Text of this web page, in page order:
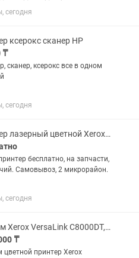
все в
Имеется кол-во.
"горе тендерщиков"
не...
сегодня
ксерокс сканер HP
₸
сканер, ксерокс все в одном
сегодня
Принтер лазерный цветной Xerox phaser 6000
бесплатно, на запчасти,
Самовывоз, 2 микрорайон.
сегодня
Продам Xerox VersaLink C8000DT, цветной A3 принтер, рабочий, малый пробег,
₸
цветной принтер Xerox